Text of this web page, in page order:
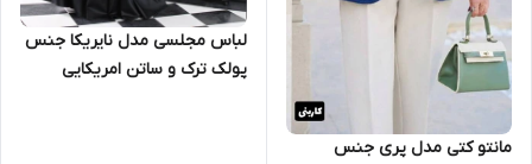
مانتو کتی مدل پری جنس
لباس مجلسی مدل نایریکا جنس
پولک ترک و ساتن امریکایی